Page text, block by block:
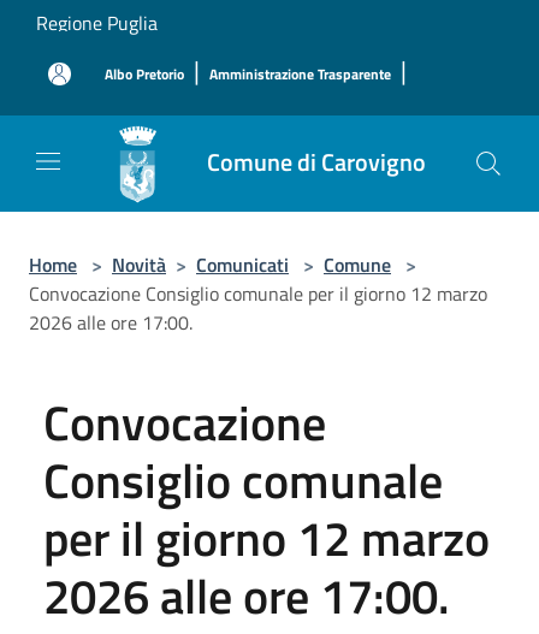
Salta al contenuto principale
Regione Puglia
Albo Pretorio | Amministrazione Trasparente |
Comune di Carovigno
Home > Novità > Comunicati > Comune >
Convocazione Consiglio comunale per il giorno 12 marzo
2026 alle ore 17:00.
Convocazione
Consiglio comunale
per il giorno 12 marzo
2026 alle ore 17:00.